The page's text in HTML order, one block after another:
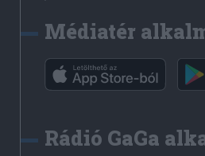
Médiatér
Rádió GaGa